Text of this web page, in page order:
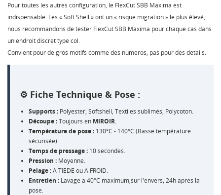
Pour toutes les autres configuration, le FlexCut SBB Maxima est
indispensable. Les « Soft Shell » ont un « risque migration » le plus élevé,
nous recommandons de tester FlexCut SBB Maxima pour chaque cas dans
un endroit discret type col.
Convient pour de gros motifs comme des numéros, pas pour des détails.
⚙️ Fiche Technique & Pose :
Supports : Polyester, Softshell, Textiles sublimés, Polycoton.
Découpe :Toujours en MIROIR.
Température de pose : 130°C - 140°C (Basse température
sécurisée).
Temps de pressage : 10 secondes.
Pression : Moyenne.
Pelage :À TIÈDE ou À FROID.
Entretien : Lavage à 40°C maximum,sur l'envers, 24h après la
pose.
MES LISTES
add_circle_outlineCréer une nouvelle liste
NOM DE LA LISTE D'ENVIES
Vous devez être connecté pour ajouter des produits à
votre liste d'envies.
Annuler Connexion